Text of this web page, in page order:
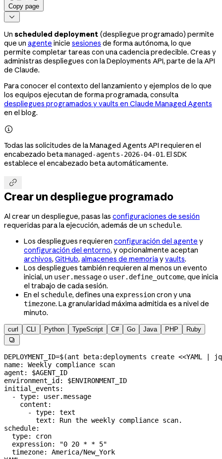
Copy page

Un scheduled deployment (despliegue programado) permite
que un agente inicie sesiones de forma autónoma, lo que
permite completar tareas con una cadencia predecible. Creas y
administras despliegues con la Deployments API, parte de la API
de Claude.
Para conocer el contexto del lanzamiento y ejemplos de lo que
los equipos ejecutan de forma programada, consulta
despliegues programados y vaults en Claude Managed Agents
en el blog.

Todas las solicitudes de la Managed Agents API requieren el
encabezado betamanaged-agents-2026-04-01. El SDK
establece el encabezado beta automáticamente.

Crear un despliegue programado
Al crear un despliegue, pasas las configuraciones de sesión
requeridas para la ejecución, además de un schedule.
Los despliegues requieren configuración del agente y
configuración del entorno, y opcionalmente aceptan
archivos, GitHub, almacenes de memoriayvaults.
Los despliegues también requieren al menos un evento
inicial, un user.messageo user.define_outcome, que inicia
el trabajo de cada sesión.
En el schedule, defines una expressioncron y una
timezone. La granularidad máxima admitida es a nivel de
minuto.
curl CLI Python TypeScript C# Go Java PHP Ruby

DEPLOYMENT_ID=$(ant beta:deployments create <<YAML
jq
name: Weekly compliance scan
agent: $AGENT_ID
environment_id: $ENVIRONMENT_ID
initial_events:
  - type: user.message
    content:
      - type: text
        text: Run the weekly compliance scan.
schedule:
  type: cron
  expression: "0 20 * * 5"
  timezone: America/New_York